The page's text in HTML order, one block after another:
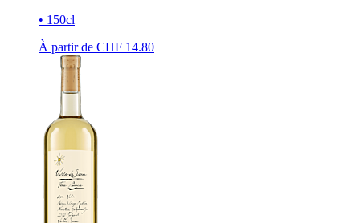
• 150cl
À partir de CHF 14.80